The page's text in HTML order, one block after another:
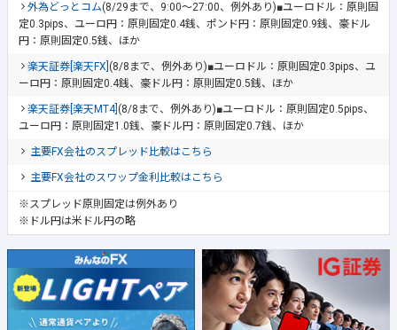
外為どっとコム(8/29まで、9:00～27:00、例外あり)■ユーロドル：原則固
定0.3pips、ユーロ円：原則固定0.4銭、ポンド円：原則固定0.9銭、豪ドル
円：原則固定0.5銭、ほか
楽天証券[楽天FX] (8/8まで、例外あり)■ユーロドル：原則固定0.3pips、ユ
ーロ円：原則固定0.4銭、豪ドル円：原則固定0.5銭、ほか
楽天証券[楽天MT4] (8/8まで、例外あり)■ユーロドル：原則固定0.5pips、
ユーロ円：原則固定1.0銭、豪ドル円：原則固定0.7銭、ほか
主要FX会社のスプレッド比較はこちら
主要FX会社のスワップ金利比較はこちら
※スプレッド原則固定は例外あり
※ドル円は米ドル円の略